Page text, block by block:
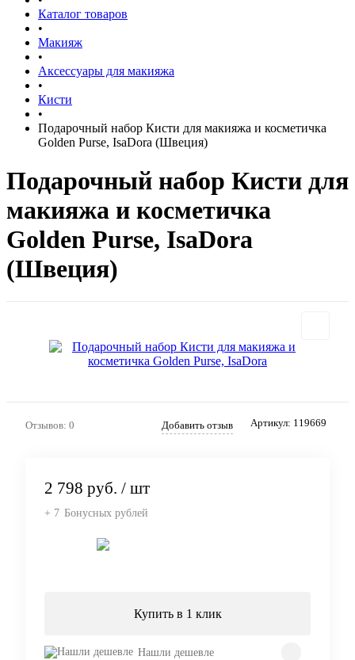
Каталог товаров
•
Макияж
•
Аксессуары для макияжа
•
Кисти
•
Подарочный набор Кисти для макияжа и косметичка
Golden Purse, IsaDora (Швеция)
Подарочный набор Кисти для
макияжа и косметичка
Golden Purse, IsaDora
(Швеция)
Отзывов: 0 Добавить отзыв Артикул: 119669
2 798 руб. / шт
+ 7 Бонусных рублей
Купить в 1 клик
Нашли дешевле